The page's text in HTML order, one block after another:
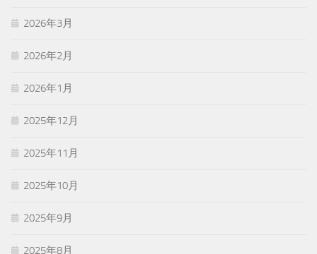
2026年3月
2026年2月
2026年1月
2025年12月
2025年11月
2025年10月
2025年9月
2025年8月